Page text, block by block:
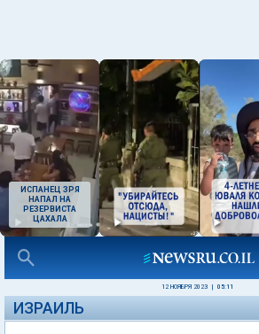
ИСПАНЕЦ ЗРЯ
НАПАЛ НА
РЕЗЕРВИСТА
ЦАХАЛА
12 НОЯБРЯ 2023 05:11
ИЗРАИЛЬ